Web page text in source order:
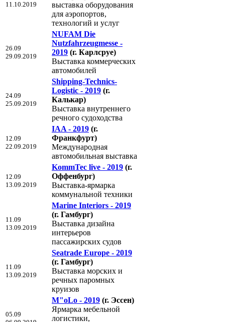
11.10.2019
выставка оборудования
для аэропортов,
технологий и услуг
26.09
29.09.2019
NUFAM Die
Nutzfahrzeugmesse -
2019 (г. Карлсруе)
Выставка коммерческих
автомобилей
24.09
25.09.2019
Shipping-Technics-
Logistic - 2019 (г.
Калькар)
Выставка внутреннего
речного судоходства
12.09
22.09.2019
IAA - 2019 (г.
Франкфурт)
Международная
автомобильная выставка
12.09
13.09.2019
KommTec live - 2019 (г.
Оффенбург)
Выставка-ярмарка
коммунальной техники
11.09
13.09.2019
Marine Interiors - 2019
(г. Гамбург)
Выставка дизайна
интерьеров
пассажирских судов
11.09
13.09.2019
Seatrade Europe - 2019
(г. Гамбург)
Выставка морских и
речных паромных
круизов
05.09
M"oLo - 2019 (г. Эссен)
Ярмарка мебельной
логистики,